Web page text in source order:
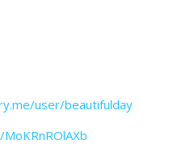
user/beautifulday